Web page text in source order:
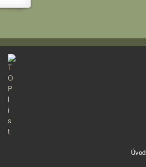
Úvod